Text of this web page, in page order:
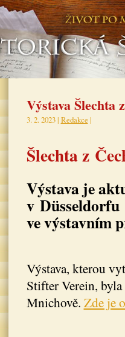
Výstava Šlechta
3. 2. 2023 | Redakce |
Šlechta z
Výstava je
v Düsseldorfu
ve výstavním
Výstava, kterou
Stifter Verein,
Mnichově. Zde je